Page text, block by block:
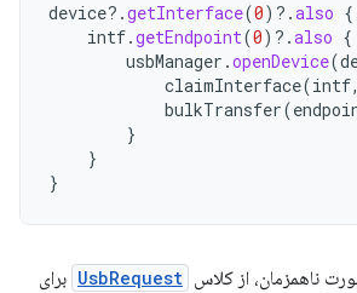
device?.getInterface(0) ?.also {
intf.getEndpoint(0) ?.also {
usbManager .openDevice(
claimInterface(intf,
bulkTransfer(
}
}
}
ناهمزمان، از کلاس UsbRequest برای